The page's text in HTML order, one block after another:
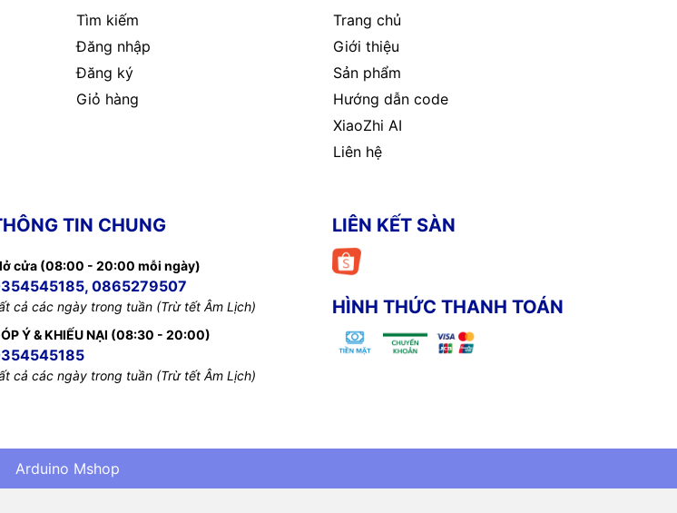
Tìm kiếm
Đăng nhập
Đăng ký
Giỏ hàng
Trang chủ
Giới thiệu
Sản phẩm
Hướng dẫn code
XiaoZhi AI
Liên hệ
TIN CHUNG
cửa (08:00 - 20:00 mỗi ngày)
0865279507
cả các ngày trong tuần (Trừ tết Âm Lịch)
Ý & KHIẾU NẠI (08:30 - 20:00)
cả các ngày trong tuần (Trừ tết Âm Lịch)
LIÊN KẾT SÀN
HÌNH THỨC THANH TOÁN
Arduino Mshop